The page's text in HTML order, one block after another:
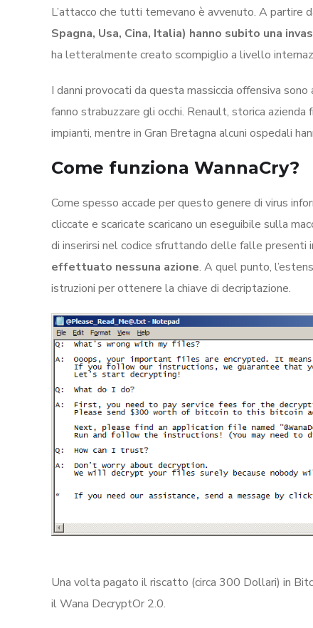
L’attacco che tutti temevano è avvenuto. A
Spagna, Usa, Cina, Italia) hanno subito una
ha letteralmente creato scompiglio a livello
I danni provocati da questa massiccia offensiva
fanno strabuzzare gli occhi. Renault, storica
impianti, mentre in Gran Bretagna alcuni ospedali
Come funziona WannaCry?
Come spesso accade per questo genere di virus
cliccate e scaricate scaricano un eseguibile sulla
di inserirsi nel codice sfruttando delle falle
effettuato nessuna azione. A quel punto,
istruzioni per ottenere la chiave di decriptazione.
Una volta pagato il riscatto (circa 300 Dollari) in
il Wana DecryptOr 2.0.